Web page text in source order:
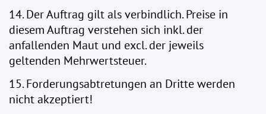
14. Der Auftrag gilt als verbindlich. Preise in
diesem Auftrag verstehen sich inkl. der
anfallenden Maut und excl. der jeweils
geltenden Mehrwertsteuer.
15. Forderungsabtretungen an Dritte werden
nicht akzeptiert!